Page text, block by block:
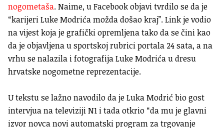
nogometaša. Naime, u Facebook objavi tvrdilo se da je
“karijeri Luke Modrića možda došao kraj”. Link je vodio
na vijest koja je grafički opremljena tako da se čini kao
da je objavljena u sportskoj rubrici portala 24 sata, a na
vrhu se nalazila i fotografija Luke Modrića u dresu
hrvatske nogometne reprezentacije.
U tekstu se lažno navodilo da je Luka Modrić bio gost
intervjua na televiziji N1 i tada otkrio “da mu je glavni
izvor novca novi automatski program za trgovanje